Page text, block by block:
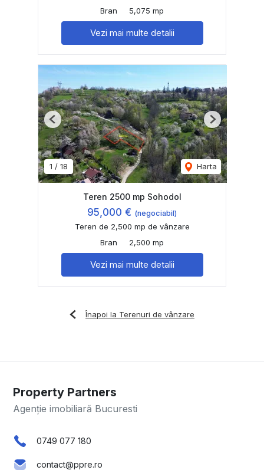
Bran
5,075 mp
Vezi mai multe detalii
1 / 18 Harta
Previous Next
Teren 2500 mp Sohodol
95,000 € (negociabil)
Teren de 2,500 mp de vânzare
Bran
2,500 mp
Vezi mai multe detalii
Înapoi la Terenuri de vânzare
Property Partners
Agenție imobiliară Bucuresti
0749 077 180
contact@ppre.ro